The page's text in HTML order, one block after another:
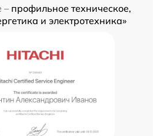
– профильное техническое,
и электротехника»